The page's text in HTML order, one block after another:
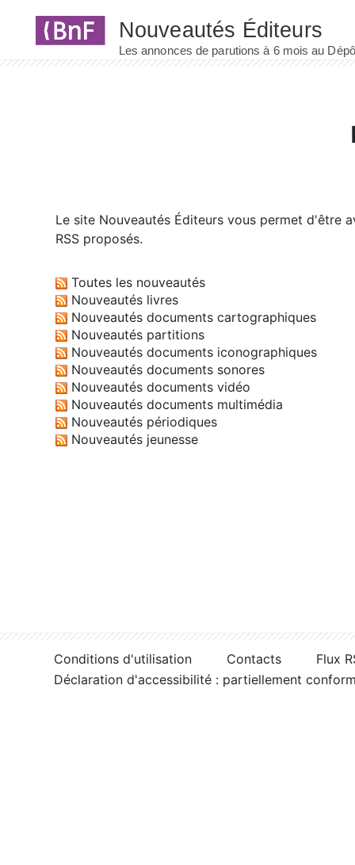
Le site Nouveautés Éditeurs vous permet d'être
RSS proposés.
Toutes les nouveautés
Nouveautés livres
Nouveautés documents cartographiques
Nouveautés partitions
Nouveautés documents iconographiques
Nouveautés documents sonores
Nouveautés documents vidéo
Nouveautés documents multimédia
Nouveautés périodiques
Nouveautés jeunesse
Conditions d'utilisation Contacts
Flux
Déclaration d'accessibilité : partiellement